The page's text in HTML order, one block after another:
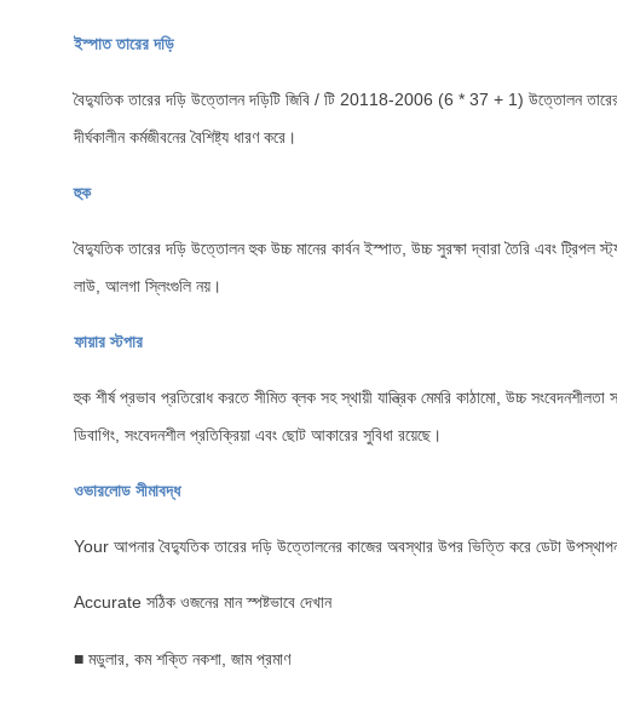
ইস্পাত তারের দড়ি
বৈদ্যুতিক তারের দড়ি উত্তোলন দড়িটি জিবি / টি 20118-2006 (6 * 37 + 1) উত্তোলন তারের
দীর্ঘকালীন কর্মজীবনের বৈশিষ্ট্য ধারণ করে।
হুক
বৈদ্যুতিক তারের দড়ি উত্তোলন হুক উচ্চ মানের কার্বন ইস্পাত, উচ্চ সুরক্ষা দ্বারা তৈরি এবং ট্রিপল
লাউ, আলগা স্লিংগুলি নয়।
ফায়ার স্টপার
হুক শীর্ষ প্রভাব প্রতিরোধ করতে সীমিত ব্লক সহ স্থায়ী যান্ত্রিক মেমরি কাঠামো, উচ্চ সংবেদনশীলতা
ডিবাগিং, সংবেদনশীল প্রতিক্রিয়া এবং ছোট আকারের সুবিধা রয়েছে।
ওভারলোড সীমাবদ্ধ
Your আপনার বৈদ্যুতিক তারের দড়ি উত্তোলনের কাজের অবস্থার উপর ভিত্তি করে ডেটা
Accurate সঠিক ওজনের মান স্পষ্টভাবে দেখান
■ মডুলার, কম শক্তি নকশা, জাম প্রমাণ